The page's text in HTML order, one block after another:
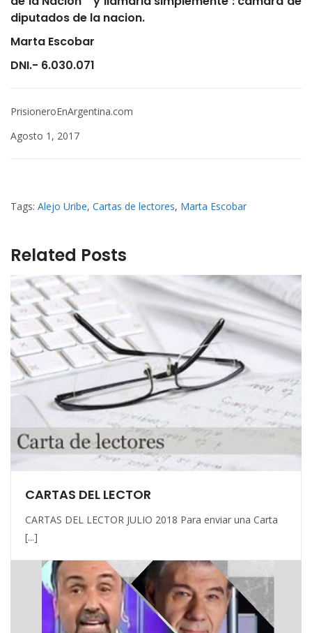
diputados de la nacion.
Marta Escobar
DNI.- 6.030.071
PrisioneroEnArgentina.com
Agosto 1, 2017
Tags: Alejo Uribe, Cartas de lectores, Marta Escobar
Related Posts
CARTAS DEL LECTOR
CARTAS DEL LECTOR JULIO 2018 Para enviar una Carta
[...]